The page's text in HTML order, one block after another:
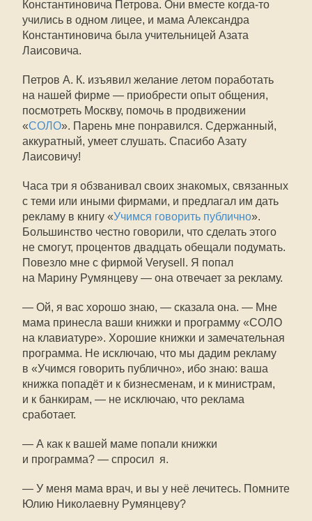
Константиновича Петрова. Они вместе когда-то
учились в одном лицее, и мама Александра
Константиновича была учительницей Азата
Лаисовича.
Петров А. К. изъявил желание летом поработать
на нашей фирме — приобрести опыт общения,
посмотреть Москву, помочь в продвижении
«СОЛО». Парень мне понравился. Сдержанный,
аккуратный, умеет слушать. Спасибо Азату
Лаисовичу!
Часа три я обзванивал своих знакомых, связанных
с теми или иными фирмами, и предлагал им дать
рекламу в книгу «Учимся говорить публично».
Большинство честно говорили, что сделать этого
не смогут, процентов двадцать обещали подумать.
Повезло мне с фирмой Verysell. Я попал
на Марину Румянцеву — она отвечает за рекламу.
— Ой, я вас хорошо знаю, — сказала она. — Мне
мама принесла ваши книжки и программу «СОЛО
на клавиатуре». Хорошие книжки и замечательная
программа. Не исключаю, что мы дадим рекламу
в «Учимся говорить публично», ибо знаю: ваша
книжка попадёт и к бизнесменам, и к министрам,
и к банкирам, — не исключаю, что реклама
сработает.
— А как к вашей маме попали книжки
и программа? — спросил я.
— У меня мама врач, и вы у неё лечитесь. Помните
Юлию Николаевну Румянцеву?